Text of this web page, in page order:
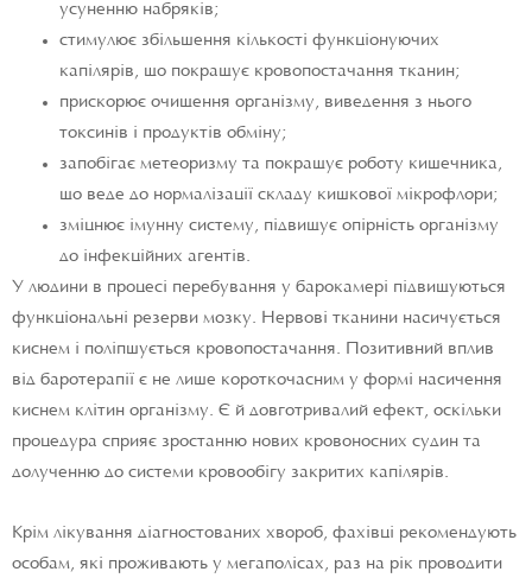
усуненню набряків;
стимулює збільшення кількості функціонуючих
капілярів, що покращує кровопостачання тканин;
прискорює очищення організму, виведення з нього
токсинів і продуктів обміну;
запобігає метеоризму та покращує роботу кишечника,
що веде до нормалізації складу кишкової мікрофлори;
зміцнює імунну систему, підвищує опірність організму
до інфекційних агентів.
У людини в процесі перебування у барокамері підвищуються
функціональні резерви мозку. Нервові тканини насичується
киснем і поліпшується кровопостачання. Позитивний вплив
від баротерапії є не лише короткочасним у формі насичення
киснем клітин організму. Є й довготривалий ефект, оскільки
процедура сприяє зростанню нових кровоносних судин та
долученню до системи кровообігу закритих капілярів.
Крім лікування діагностованих хвороб, фахівці рекомендують
особам, які проживають у мегаполісах, раз на рік проводити